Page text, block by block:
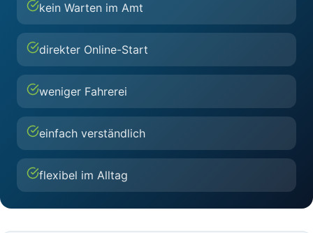
kein Warten im Amt
direkter Online-Start
weniger Fahrerei
einfach verständlich
flexibel im Alltag